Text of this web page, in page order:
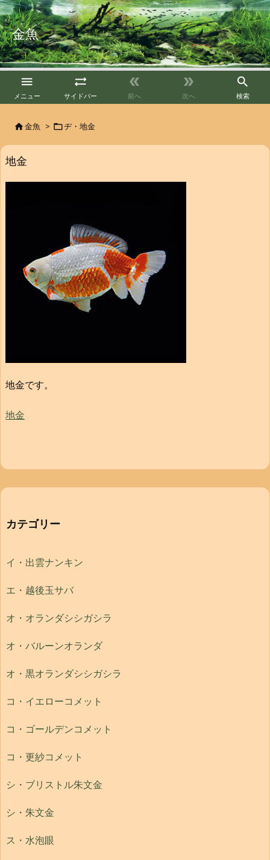
金魚

メニュー

サイドバー

前へ

次へ

検索
金魚 > ヂ・地金
地金
地金です。
地金
カテゴリー
イ・出雲ナンキン
エ・越後玉サバ
オ・オランダシシガシラ
オ・バルーンオランダ
オ・黒オランダシシガシラ
コ・イエローコメット
コ・ゴールデンコメット
コ・更紗コメット
シ・ブリストル朱文金
シ・朱文金
ス・水泡眼